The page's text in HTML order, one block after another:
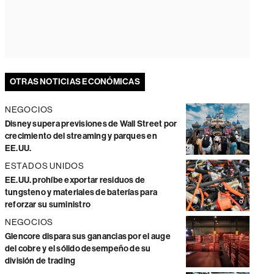
OTRAS NOTICIAS ECONÓMICAS
NEGOCIOS
Disney supera previsiones de Wall Street por
crecimiento del streaming y parques en
EE.UU.
ESTADOS UNIDOS
EE.UU. prohíbe exportar residuos de
tungsteno y materiales de baterías para
reforzar su suministro
NEGOCIOS
Glencore dispara sus ganancias por el auge
del cobre y el sólido desempeño de su
división de trading